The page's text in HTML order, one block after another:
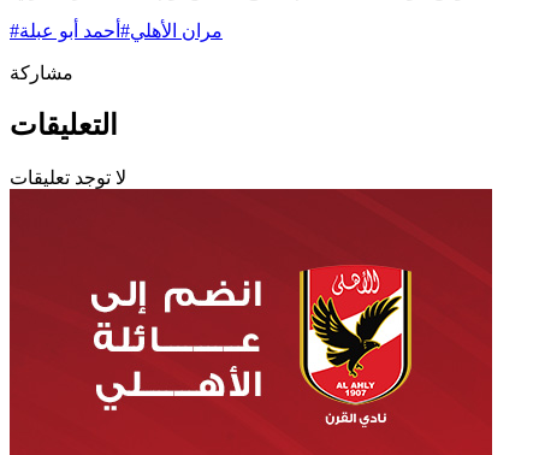
# مران الأهلي# أحمد أبو عبلة
مشاركة
التعليقات
لا توجد تعليقات